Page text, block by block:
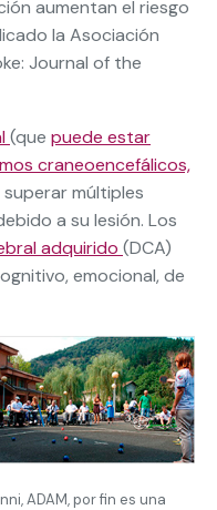
aumentan el riesgo
la Asociación
Journal of the
(que puede estar
craneoencefálicos,
múltiples
a su lesión. Los
adquirido (DCA)
emocional, de
ADAM, por fin es una